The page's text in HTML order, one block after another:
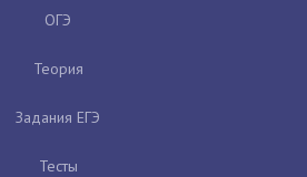
ОГЭ
Теория
Задания ЕГЭ
Тесты